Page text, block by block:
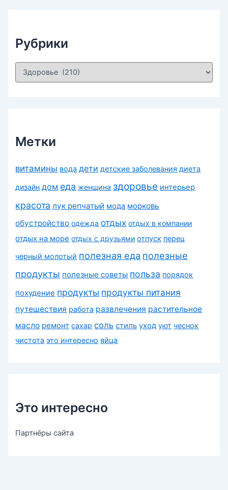
Рубрики
Р
Метки
витамины вода дети детские заболевания диета
дизайн дом еда женщина здоровье интерьер
красота лук репчатый мода морковь
обустройство одежда отдых отдых в компании
отдых на море отдых с друзьями отпуск перец
черный молотый полезная еда полезные
продукты полезные советы польза порядок
похудение продукты продукты питания
путешествия работа развлечения растительное
масло ремонт сахар соль стиль уход уют чеснок
чистота это интересно яйца
Это интересно
Партнёры сайта